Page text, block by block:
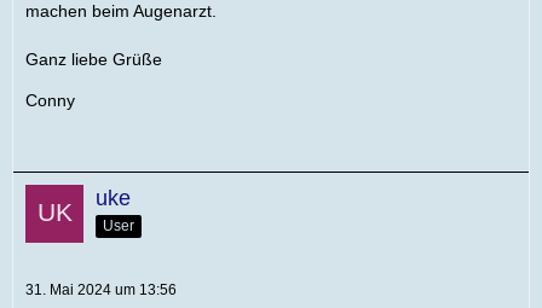
machen beim Augenarzt.
Ganz liebe Grüße
Conny
uke
User
31. Mai 2024 um 13:56